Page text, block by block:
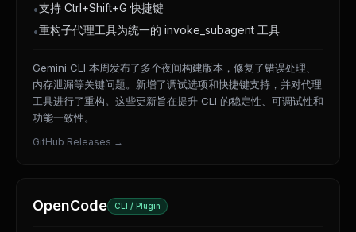
•支持 Ctrl+Shift+G 快捷键
•重构子代理工具为统一的 invoke_subagent 工具
Gemini CLI 本周发布了多个夜间构建版本，修复了错误处理、
内存泄漏等关键问题。新增了调试选项和快捷键支持，并对代理
工具进行了重构。这些更新旨在提升 CLI 的稳定性、可调试性和
功能一致性。
GitHub Releases →
OpenCode CLI / Plugin